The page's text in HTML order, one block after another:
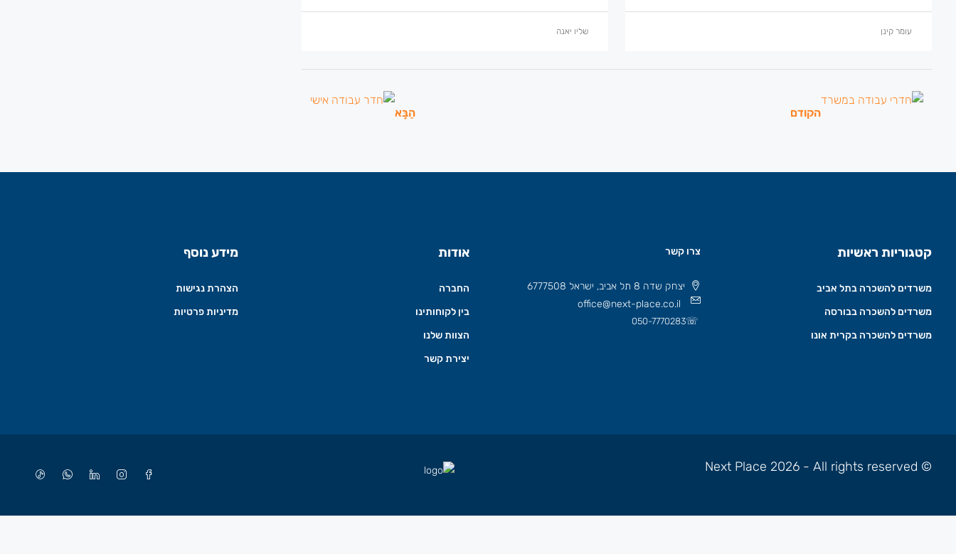
עומר קינן שליו יאנה
הקודם הַבָּא
קטגוריות ראשיות
משרדים להשכרה בתל אביב
משרדים להשכרה בבורסה
משרדים להשכרה בקרית אונו
צרו קשר
יצחק שדה 8 תל אביב, ישראל 6777508
office@next-place.co.il
☏
050-7770283
אודות
החברה
בין לקוחותינו
הצוות שלנו
יצירת קשר
מידע נוסף
הצהרת נגישות
מדיניות פרטיות
© Next Place 2026 - All rights reserved